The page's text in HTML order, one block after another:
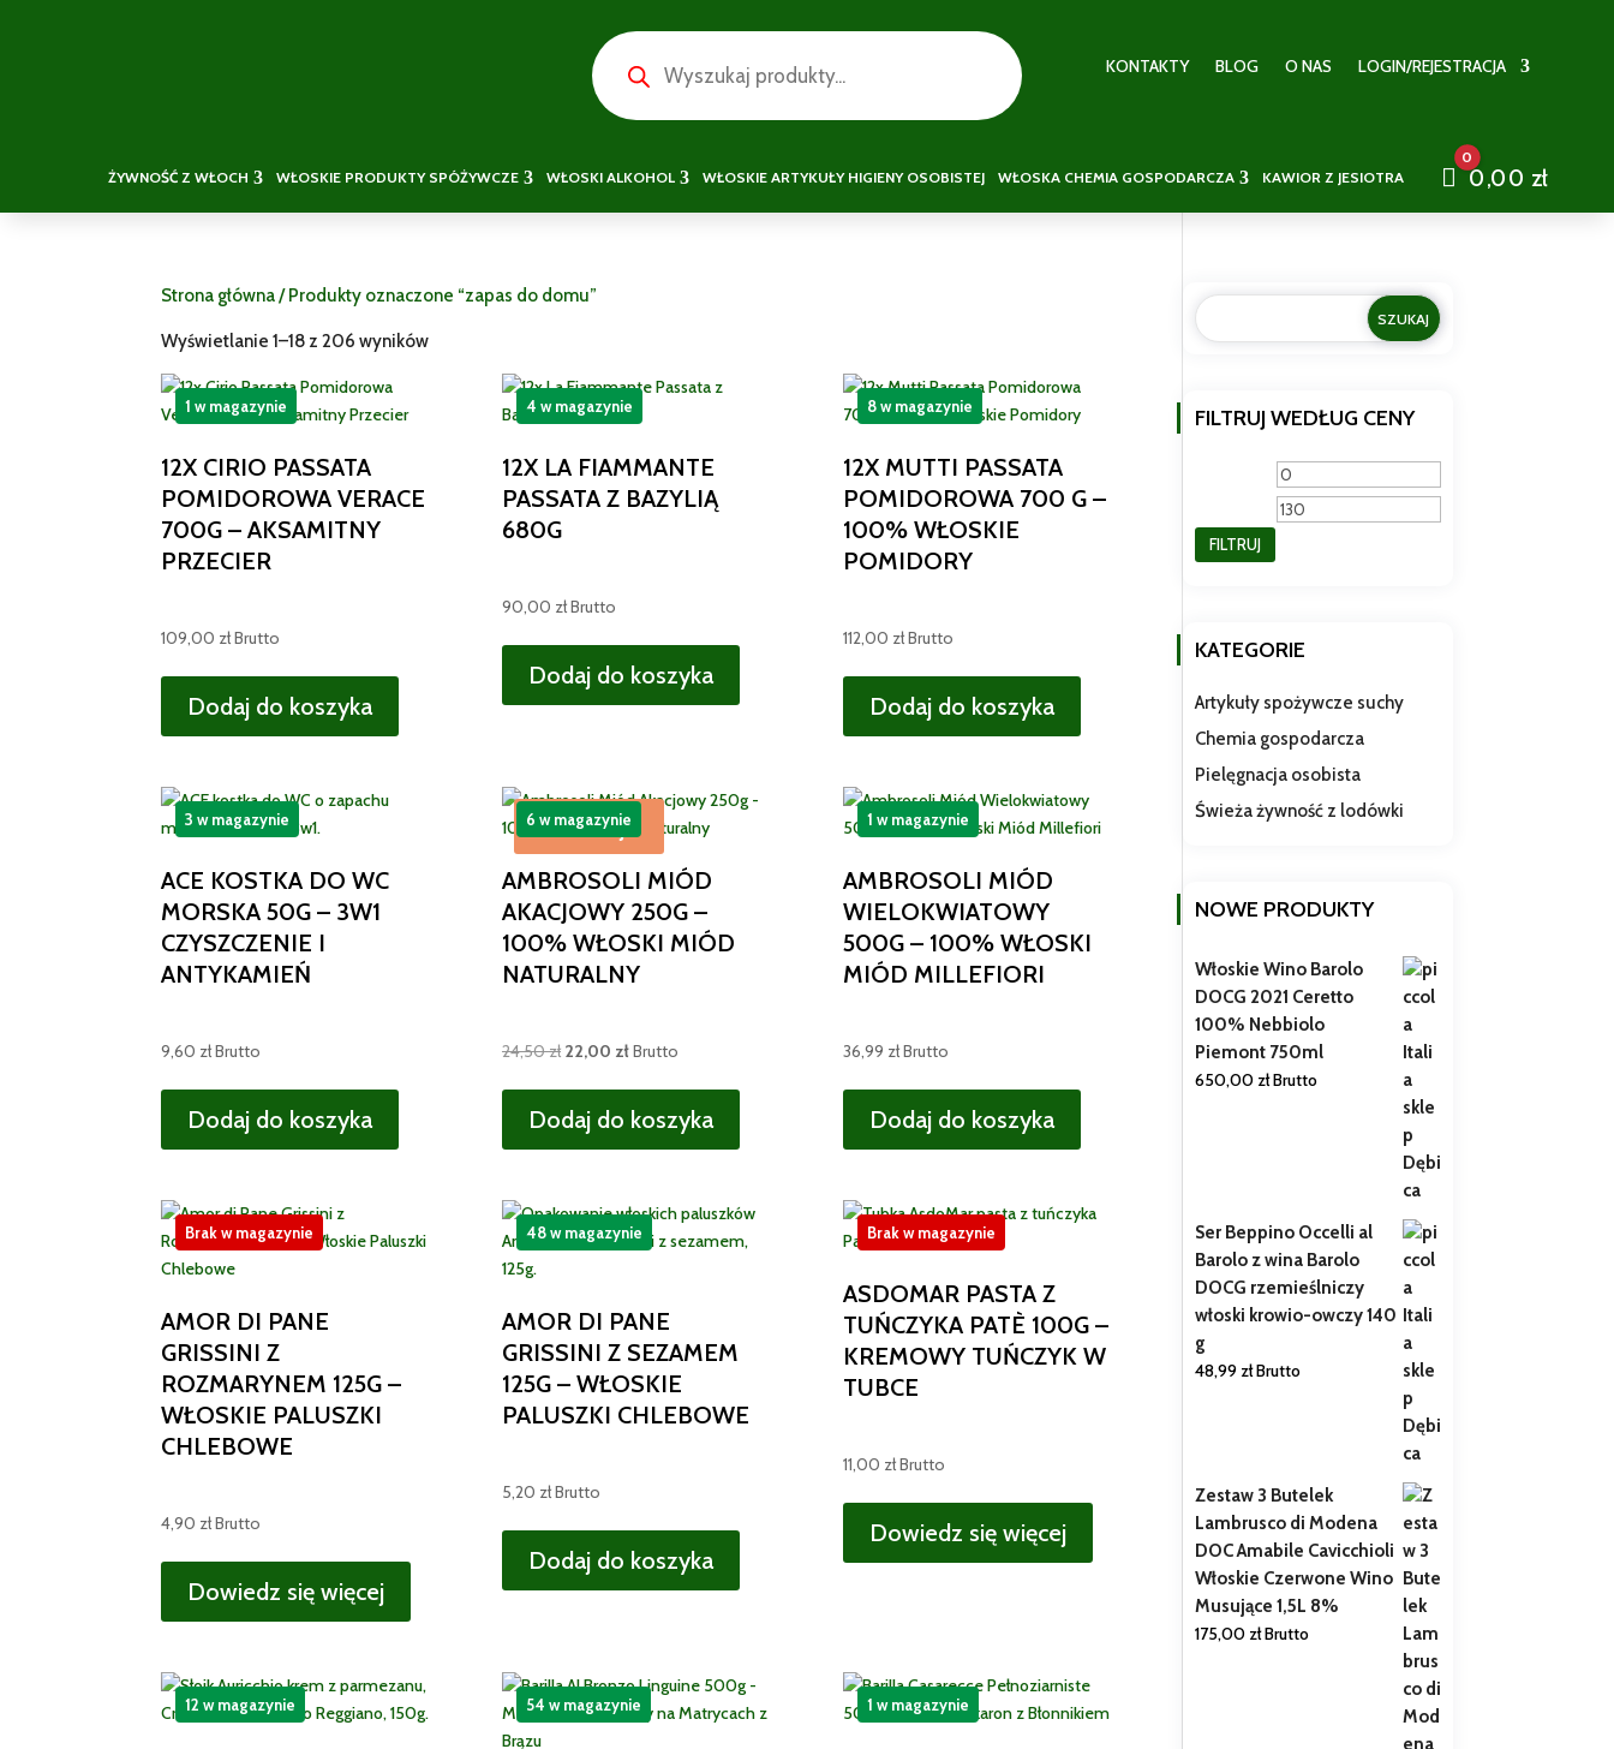
Wyszukiwarka
produktów KONTAKTY BLOG O NAS LOGIN/REJESTRACJA
ŻYWNOŚĆ Z WŁOCH WŁOSKIE PRODUKTY SPÓŻYWCZE WŁOSKI ALKOHOL WŁOSKIE ARTYKUŁY HIGIENY OSOBISTEJ WŁOSKA CHEMIA GOSPODARCZA KAWIOR Z JESIOTRA Cart
0
0,00 zł
Strona główna/ Produkty oznaczone “zapas do domu”
Wyświetlanie 1–18 z 206 wyników
12X CIRIO PASSATA
POMIDOROWA VERACE
700G – AKSAMITNY
PRZECIER
109,00 złBrutto
Dodaj do koszyka
1 w magazynie
12X LA FIAMMANTE
PASSATA Z BAZYLIĄ
680G
90,00 złBrutto
Dodaj do koszyka
4 w magazynie
12X MUTTI PASSATA
POMIDOROWA 700 G –
100% WŁOSKIE
POMIDORY
112,00 złBrutto
Dodaj do koszyka
8 w magazynie
ACE KOSTKA DO WC
MORSKA 50G – 3W1
CZYSZCZENIE I
ANTYKAMIEŃ
9,60 złBrutto
Dodaj do koszyka
3 w magazynie
Promocja!
AMBROSOLI MIÓD
AKACJOWY 250G –
100% WŁOSKI MIÓD
NATURALNY
24,50zł Pierwotna
wynosiła:
24,50 zł.
22,00 złAktualna
wynosi:
22,00 zł.
Brutto
Dodaj do koszyka
6 w magazynie
AMBROSOLI MIÓD
WIELOKWIATOWY
500G – 100% WŁOSKI
MIÓD MILLEFIORI
36,99 złBrutto
Dodaj do koszyka
1 w magazynie
AMOR DI PANE
GRISSINI Z
ROZMARYNEM 125G –
WŁOSKIE PALUSZKI
CHLEBOWE
4,90 złBrutto
Dowiedz się więcej
Brak w magazynie
AMOR DI PANE
GRISSINI Z SEZAMEM
125G – WŁOSKIE
PALUSZKI CHLEBOWE
5,20 złBrutto
Dodaj do koszyka
48 w magazynie
ASDOMAR PASTA Z
TUŃCZYKA PATÈ 100G –
KREMOWY TUŃCZYK W
TUBCE
11,00 złBrutto
Dowiedz się więcej
Brak w magazynie
12 w magazynie 54 w magazynie 1 w magazynie
FILTRUJ WEDŁUG CENY
Cena
min
FILTRUJ
KATEGORIE
Artykuły spożywcze suchy
Chemia gospodarcza
Pielęgnacja osobista
Świeża żywność z lodówki
NOWE PRODUKTY
Włoskie Wino Barolo
DOCG 2021 Ceretto
100% Nebbiolo
Piemont 750ml
650,00 złBrutto
Ser Beppino Occelli al
Barolo z wina Barolo
DOCG rzemieślniczy
włoski krowio-owczy 140
g
48,99 złBrutto
Zestaw 3 Butelek
Lambrusco di Modena
DOC Amabile Cavicchioli
Włoskie Czerwone Wino
Musujące 1,5L 8%
175,00 złBrutto